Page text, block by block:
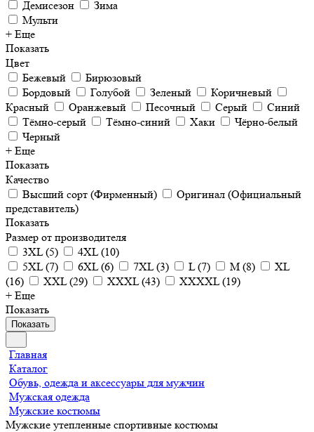
Демисезон
Зима
Мульти
+ Еще
Показать
Цвет
Бежевый
Бирюзовый
Бордовый
Голубой Зеленый
Коричневый
Красный
Оранжевый Песочный Серый
Синий
Тёмно-серый
Тёмно-синий Хаки
Чёрно-белый
Черный
+ Еще
Показать
Качество
Высший сорт (Фирменный)
Оригинал (Официальный
представитель)
Показать
Размер от производителя
3XL(5) 4XL(10)
5XL(7) 6XL(6) 7XL(3) L(7) M (8)
XL
(16) XXL(29) XXXL(43) XXXXL(19)
+ Еще
Показать
Показать
Главная
Каталог
Обувь, одежда и аксессуары для мужчин
Мужская одежда
Мужские костюмы
Мужские утепленные спортивные костюмы